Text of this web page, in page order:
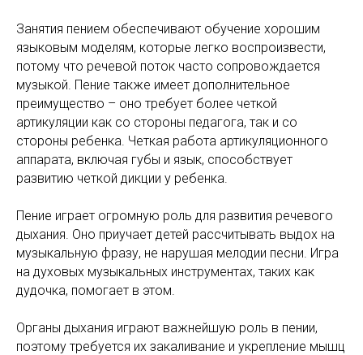
Занятия пением обеспечивают обучение хорошим
языковым моделям, которые легко воспроизвести,
потому что речевой поток часто сопровождается
музыкой. Пение также имеет дополнительное
преимущество – оно требует более четкой
артикуляции как со стороны педагога, так и со
стороны ребенка. Четкая работа артикуляционного
аппарата, включая губы и язык, способствует
развитию четкой дикции у ребенка.
Пение играет огромную роль для развития речевого
дыхания. Оно приучает детей рассчитывать выдох на
музыкальную фразу, не нарушая мелодии песни. Игра
на духовых музыкальных инструментах, таких как
дудочка, помогает в этом.
Органы дыхания играют важнейшую роль в пении,
поэтому требуется их закаливание и укрепление мышц